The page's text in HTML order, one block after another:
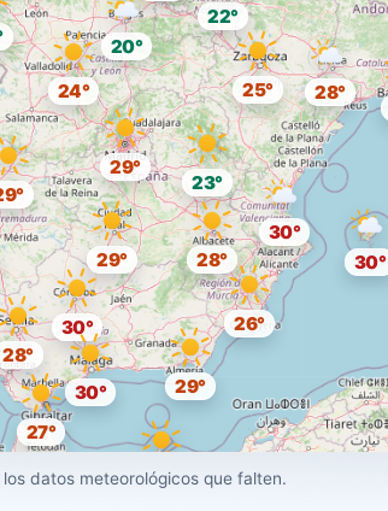
29°
30°
25°
28°
30°
26°
30°
24°
22°
29°
20°
28°
28°
27°
29°
29° 30°
23°
datos meteorológicos que falten.